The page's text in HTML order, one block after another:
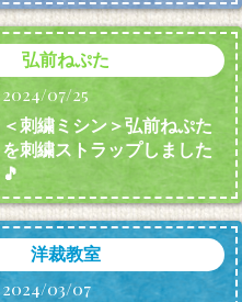
弘前ねぷた
2024/07/25
＜刺繍ミシン＞弘前ねぷた
を刺繍ストラップしました
🎵
洋裁教室
2024/03/07